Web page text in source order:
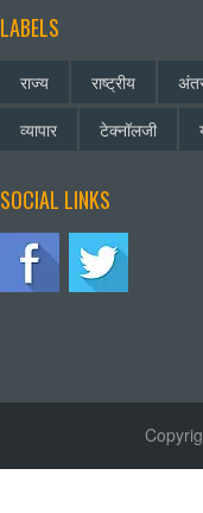
LABELS
राज्य राष्ट्रीय
व्यापार
टेक्नॉलजी
SOCIAL LINKS